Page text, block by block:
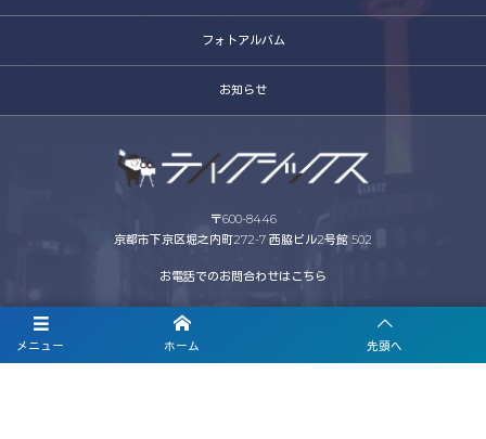
メニュー ホーム 先頭へ
フォトアルバム
お知らせ
〒600-8446
京都市下京区堀之内町272-7 西脇ビル2号館 502
お電話でのお問合わせはこちら